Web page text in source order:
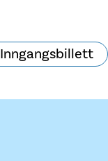
Inngangsbillett